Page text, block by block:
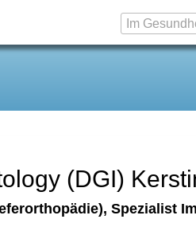
(DGI)
Spezialist